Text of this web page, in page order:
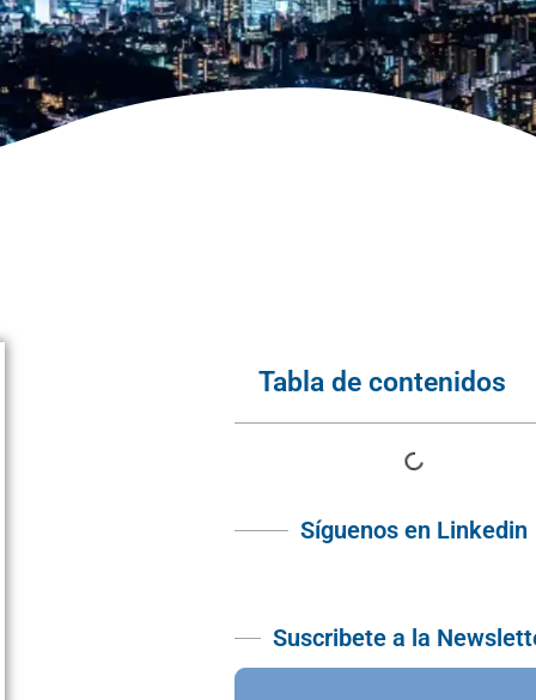
Tabla de contenidos
Síguenos en Linkedin
Suscribete a la